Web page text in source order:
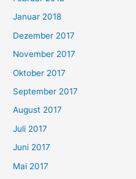
Januar 2018
Dezember 2017
November 2017
Oktober 2017
September 2017
August 2017
Juli 2017
Juni 2017
Mai 2017